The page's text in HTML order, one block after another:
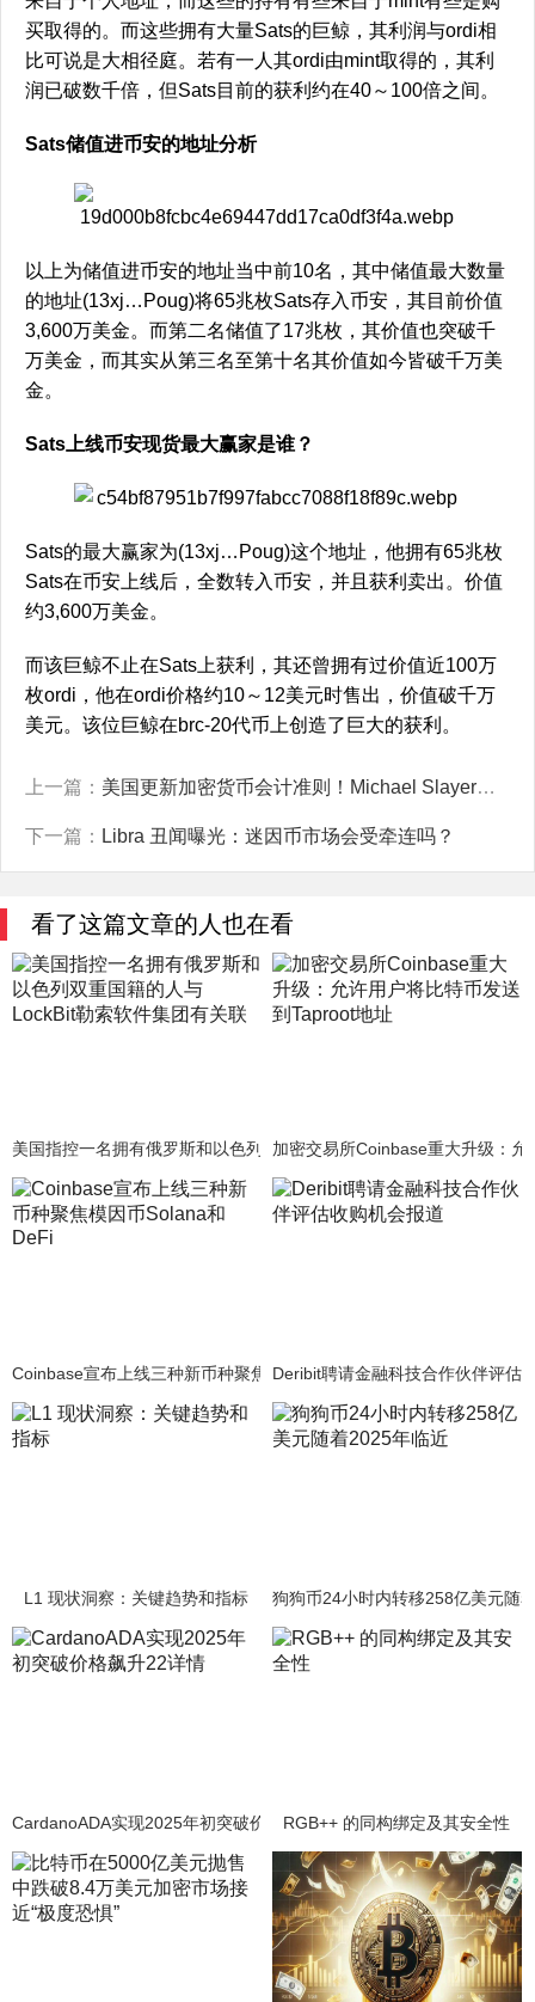
买取得的。而这些拥有大量Sats的巨鲸，其利润与ordi相
比可说是大相径庭。若有一人其ordi由mint取得的，其利
润已破数千倍，但Sats目前的获利约在40～100倍之间。
Sats储值进币安的地址分析
以上为储值进币安的地址当中前10名，其中储值最大数量
的地址(13xj…Poug)将65兆枚Sats存入币安，其目前价值
3,600万美金。而第二名储值了17兆枚，其价值也突破千
万美金，而其实从第三名至第十名其价值如今皆破千万美
金。
Sats上线币安现货最大赢家是谁？
Sats的最大赢家为(13xj…Poug)这个地址，他拥有65兆枚
Sats在币安上线后，全数转入币安，并且获利卖出。价值
约3,600万美金。
而该巨鲸不止在Sats上获利，其还曾拥有过价值近100万
枚ordi，他在ordi价格约10～12美元时售出，价值破千万
美元。该位巨鲸在brc-20代币上创造了巨大的获利。
上一篇： 美国更新加密货币会计准则！Michael Slayer：更多公司将持有BTC
下一篇： Libra 丑闻曝光：迷因币市场会受牵连吗？
看了这篇文章的人也在看
美国指控一名拥有俄罗斯和以色列双重国籍的人与LockBit勒索软件集
加密交易所Coinbase重大升级：
Coinbase宣布上线三种新币种聚焦模因币Solana和DeFi
Deribit聘请金融科技合作伙伴评估
L1 现状洞察：关键趋势和指标 狗狗币24小时内转移258亿美元随
CardanoADA实现2025年初突破价格飙升22详情RGB++ 的同构绑定及其安全性